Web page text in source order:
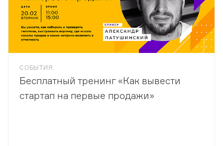
СОБЫТИЯ
Бесплатный тренинг «Как вывести
стартап на первые продажи»